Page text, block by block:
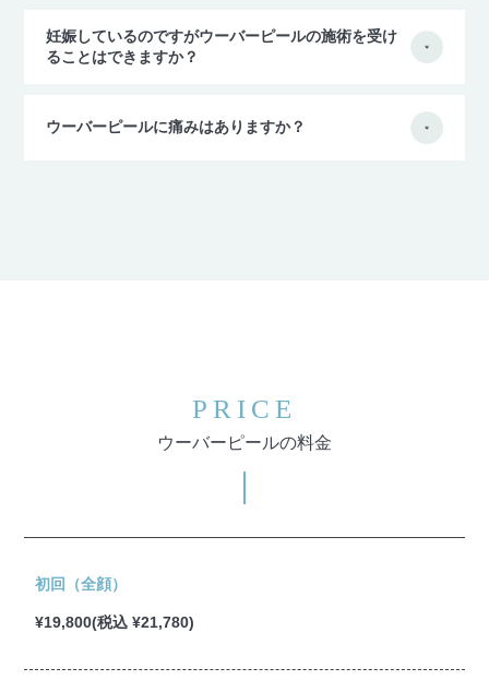
妊娠しているのですがウーバーピールの施術を受け
ることはできますか？
ウーバーピールに痛みはありますか？
PRICE
ウーバーピールの料金
初回（全顔）
¥19,800(税込 ¥21,780)